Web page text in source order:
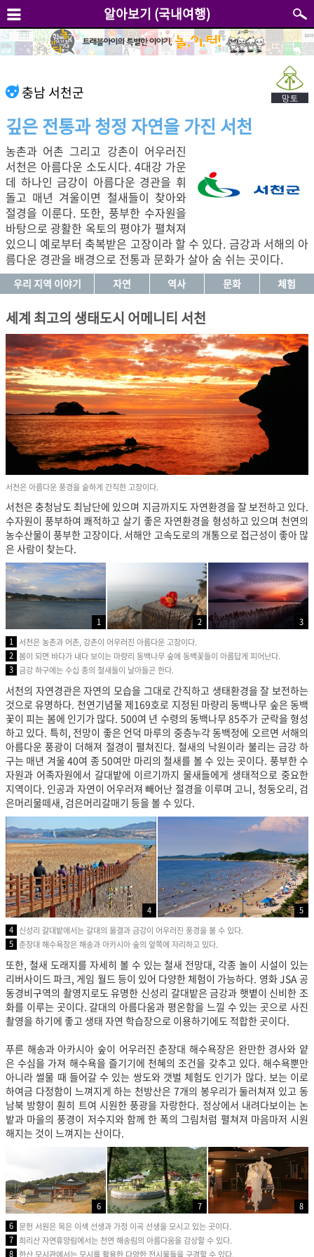
알아보기 (국내여행)
충남 서천군
깊은 전통과 청정 자연을 가진 서천
농촌과 어촌 그리고 강촌이 어우러진
서천은 아름다운 소도시다. 4대강 가운
데 하나인 금강이 아름다운 경관을 휘
돌고 매년 겨울이면 철새들이 찾아와
절경을 이룬다. 또한, 풍부한 수자원을
바탕으로 광활한 옥토의 평야가 펼쳐져
있으니 예로부터 축복받은 고장이라 할 수 있다. 금강과 서해의 아
름다운 경관을 배경으로 전통과 문화가 살아 숨 쉬는 곳이다.
우리 지역 이야기 자연 역사 문화 체험
세계 최고의 생태도시 어메니티 서천
서천은 아름다운 풍경을 숱하게 간직한 고장이다.
서천은 충청남도 최남단에 있으며 지금까지도 자연환경을 잘 보전하고 있다.
수자원이 풍부하여 쾌적하고 살기 좋은 자연환경을 형성하고 있으며 천연의
농수산물이 풍부한 고장이다. 서해안 고속도로의 개통으로 접근성이 좋아 많
은 사람이 찾는다.
1 2
3
1 서천은 농촌과 어촌, 강촌이 어우러진 아름다운 고장이다.
2 봄이 되면 바다가 내다 보이는 마량리 동백나무 숲에 동백꽃들이 아름답게 피어난다.
3 금강 하구에는 수십 종의 철새들이 날아들곤 한다.
서천의 자연경관은 자연의 모습을 그대로 간직하고 생태환경을 잘 보전하는
것으로 유명하다. 천연기념물 제169호로 지정된 마량리 동백나무 숲은 동백
꽃이 피는 봄에 인기가 많다. 500여 년 수령의 동백나무 85주가 군락을 형성
하고 있다. 특히, 전망이 좋은 언덕 마루의 중층누각 동백정에 오르면 서해의
아름다운 풍광이 더해져 절경이 펼쳐진다. 철새의 낙원이라 불리는 금강 하
구는 매년 겨울 40여 종 50여만 마리의 철새를 볼 수 있는 곳이다. 풍부한 수
자원과 어족자원에서 갈대밭에 이르기까지 물새들에게 생태적으로 중요한
지역이다. 인공과 자연이 어우러져 빼어난 절경을 이루며 고니, 청둥오리, 검
은머리물떼새, 검은머리갈매기 등을 볼 수 있다.
4
5
4 신성리 갈대밭에서는 갈대의 물결과 금강이 어우러진 풍경을 볼 수 있다.
5 춘장대 해수욕장은 해송과 아카시아 숲의 앞쪽에 자리하고 있다.
또한, 철새 도래지를 자세히 볼 수 있는 철새 전망대, 각종 놀이 시설이 있는
리버사이드 파크, 게임 월드 등이 있어 다양한 체험이 가능하다. 영화 JSA 공
동경비구역의 촬영지로도 유명한 신성리 갈대밭은 금강과 햇볕이 신비한 조
화를 이루는 곳이다. 갈대의 아름다움과 평온함을 느낄 수 있는 곳으로 사진
촬영을 하기에 좋고 생태 자연 학습장으로 이용하기에도 적합한 곳이다.
푸른 해송과 아카시아 숲이 어우러진 춘장대 해수욕장은 완만한 경사와 얕
은 수심을 가져 해수욕을 즐기기에 천혜의 조건을 갖추고 있다. 해수욕뿐만
아니라 썰물 때 들어갈 수 있는 쌍도와 갯벌 체험도 인기가 많다. 보는 이로
하여금 다정함이 느껴지게 하는 천방산은 7개의 봉우리가 둘러쳐져 있고 동
남북 방향이 훤히 트여 시원한 풍광을 자랑한다. 정상에서 내려다보이는 논
밭과 마을의 풍경이 저수지와 함께 한 폭의 그림처럼 펼쳐져 마음마저 시원
해지는 것이 느껴지는 산이다.
6 7
8
6 문헌 서원은 목은 이색 선생과 가정 이곡 선생을 모시고 있는 곳이다.
7 희리산 자연휴양림에서는 천연 해송림의 아름다움을 감상할 수 있다.
8 한산 모시관에서는 모시를 활용한 다양한 전시물들을 구경할 수 있다.